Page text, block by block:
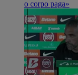
o corpo paga»